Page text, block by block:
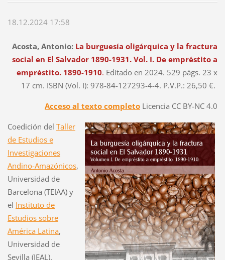
18.12.2024 17:58
Acosta, Antonio: La burguesía oligárquica y la fractura
social en El Salvador 1890-1931. Vol. I. De empréstito a
empréstito. 1890-1910. Editado en 2024. 529 págs. 23 x
17 cm. ISBN (Vol. I): 978-84-127293-4-4. P.V.P.: 26,50 €.
Acceso al texto completo Licencia CC BY-NC 4.0
Coedición del Taller
de Estudios e
Investigaciones
Andino-Amazónicos,
Universidad de
Barcelona (TEIAA) y
el Instituto de
Estudios sobre
América Latina,
Universidad de
Sevilla (IEAL).